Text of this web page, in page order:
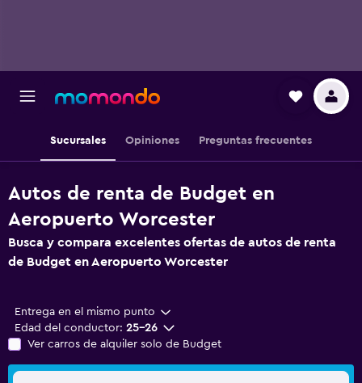
Sucursales Opiniones Preguntas frecuentes
Autos de renta de Budget en
Aeropuerto Worcester
Busca y compara excelentes ofertas de autos de renta
de Budget en Aeropuerto Worcester
Entrega en el mismo punto
Edad del conductor: 25-26
Ver carros de alquiler solo de Budget